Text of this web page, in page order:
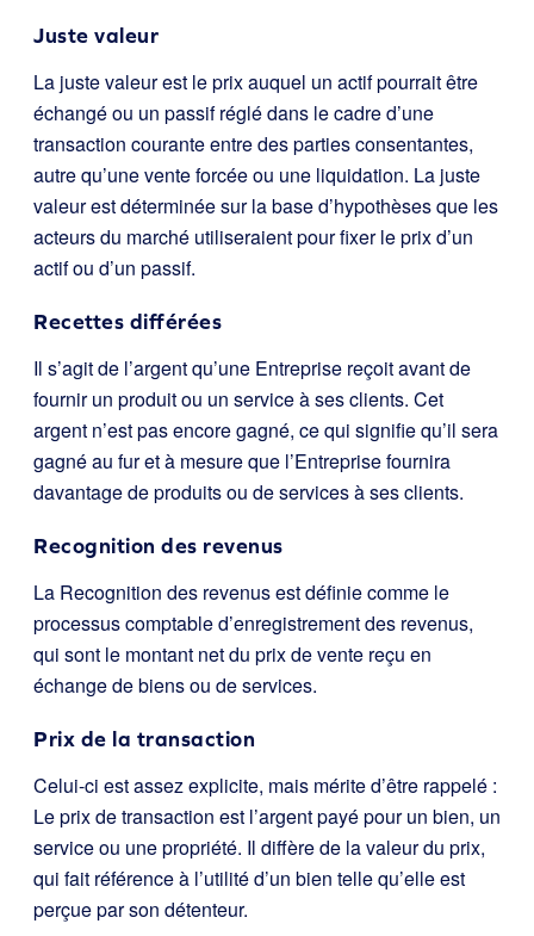
Juste valeur
La juste valeur est le prix auquel un actif pourrait être
échangé ou un passif réglé dans le cadre d’une
transaction courante entre des parties consentantes,
autre qu’une vente forcée ou une liquidation. La juste
valeur est déterminée sur la base d’hypothèses que les
acteurs du marché utiliseraient pour fixer le prix d’un
actif ou d’un passif.
Recettes différées
Il s’agit de l’argent qu’une Entreprise reçoit avant de
fournir un produit ou un service à ses clients. Cet
argent n’est pas encore gagné, ce qui signifie qu’il sera
gagné au fur et à mesure que l’Entreprise fournira
davantage de produits ou de services à ses clients.
Recognition des revenus
La Recognition des revenus est définie comme le
processus comptable d’enregistrement des revenus,
qui sont le montant net du prix de vente reçu en
échange de biens ou de services.
Prix de la transaction
Celui-ci est assez explicite, mais mérite d’être rappelé :
Le prix de transaction est l’argent payé pour un bien, un
service ou une propriété. Il diffère de la valeur du prix,
qui fait référence à l’utilité d’un bien telle qu’elle est
perçue par son détenteur.